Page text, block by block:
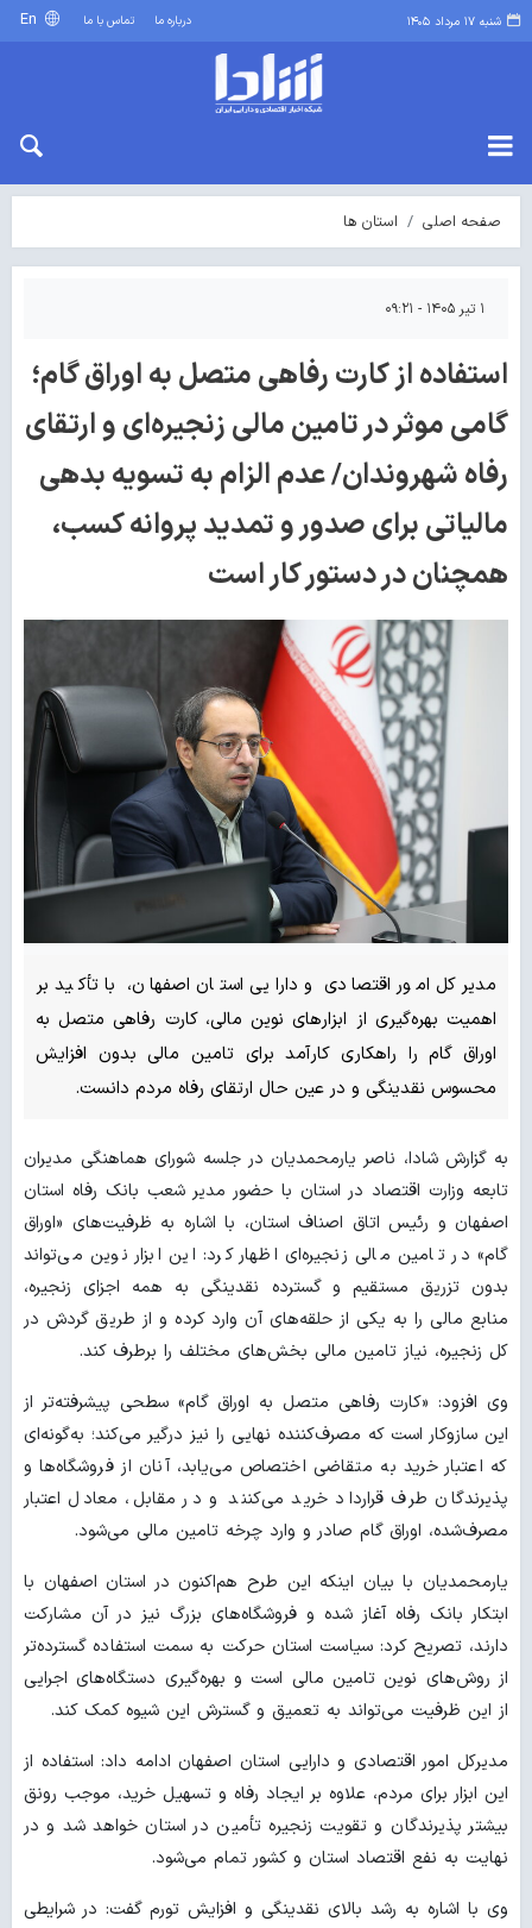
شنبه ۱۷ مرداد ۱۴۰۵ درباره ما تماس با ما
صفحه اصلی استان ها
۱ تیر ۱۴۰۵ - ۰۹:۲۱
استفاده از کارت رفاهی متصل به اوراق گام؛
گامی موثر در تامین مالی زنجیره‌ای و ارتقای
رفاه شهروندان/ عدم الزام به تسویه بدهی
مالیاتی برای صدور و تمدید پروانه کسب،
همچنان در دستور کار است
مدیرکل امور اقتصادی و دارایی استان اصفهان، با تأکید بر
اهمیت بهره‌گیری از ابزارهای نوین مالی، کارت رفاهی متصل به
اوراق گام را راهکاری کارآمد برای تامین مالی بدون افزایش
محسوس نقدینگی و در عین حال ارتقای رفاه مردم دانست.
به گزارش شادا، ناصر یارمحمدیان در جلسه شورای هماهنگی مدیران
تابعه وزارت اقتصاد در استان با حضور مدیر شعب بانک رفاه استان
اصفهان و رئیس اتاق اصناف استان، با اشاره به ظرفیت‌های «اوراق
گام» در تامین مالی زنجیره‌ای اظهار کرد: این ابزار نوین می‌تواند
بدون تزریق مستقیم و گسترده نقدینگی به همه اجزای زنجیره،
منابع مالی را به یکی از حلقه‌های آن وارد کرده و از طریق گردش در
کل زنجیره، نیاز تامین مالی بخش‌های مختلف را برطرف کند.
وی افزود: «کارت رفاهی متصل به اوراق گام» سطحی پیشرفته‌تر از
این سازوکار است که مصرف‌کننده نهایی را نیز درگیر می‌کند؛ به‌گونه‌ای
که اعتبار خرید به متقاضی اختصاص می‌یابد، آنان از فروشگاه‌ها و
پذیرندگان طرف قرارداد خرید می‌کنند و در مقابل، معادل اعتبار
مصرف‌شده، اوراق گام صادر و وارد چرخه تامین مالی می‌شود.
یارمحمدیان با بیان اینکه این طرح هم‌اکنون در استان اصفهان با
ابتکار بانک رفاه آغاز شده و فروشگاه‌های بزرگ نیز در آن مشارکت
دارند، تصریح کرد: سیاست استان حرکت به سمت استفاده گسترده‌تر
از روش‌های نوین تامین مالی است و بهره‌گیری دستگاه‌های اجرایی
از این ظرفیت می‌تواند به تعمیق و گسترش این شیوه کمک کند.
مدیرکل امور اقتصادی و دارایی استان اصفهان ادامه داد: استفاده از
این ابزار برای مردم، علاوه بر ایجاد رفاه و تسهیل خرید، موجب رونق
بیشتر پذیرندگان و تقویت زنجیره تأمین در استان خواهد شد و در
نهایت به نفع اقتصاد استان و کشور تمام می‌شود.
وی با اشاره به رشد بالای نقدینگی و افزایش تورم گفت: در شرایطی